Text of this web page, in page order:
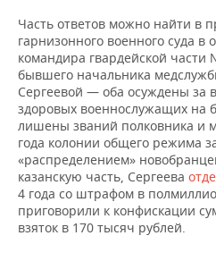
Часть ответов можно найти в
гарнизонного военного суда
командира гвардейской
бывшего начальника
Сергеевой — оба осуждены за
здоровых военнослужащих на
лишены званий полковника и
года колонии общего режима
«распределением»
казанскую часть, Сергеева
4 года со штрафом в
приговорили к конфискации
взяток в 170 тысяч рублей.